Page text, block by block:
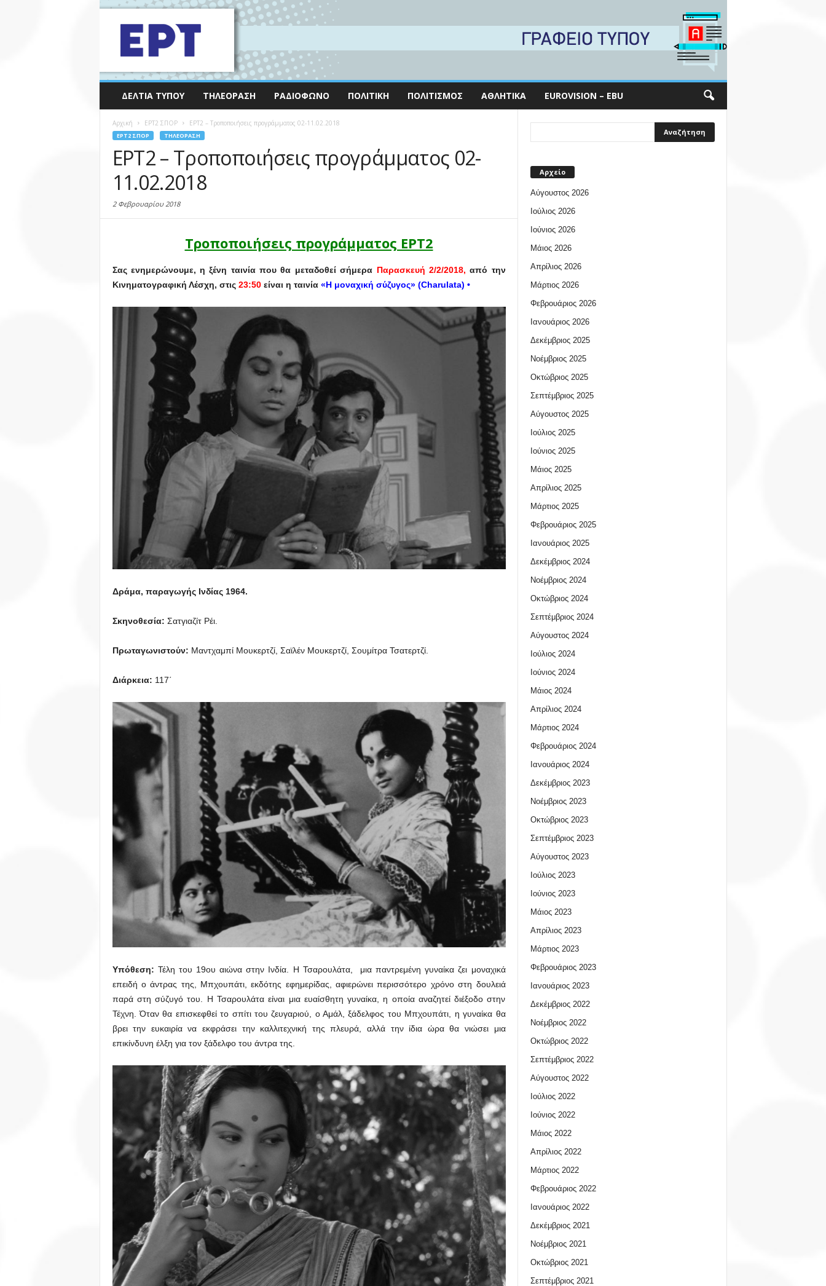
ΔΕΛΤΊΑ ΤΎΠΟΥ ΤΗΛΕΌΡΑΣΗ ΡΑΔΙΌΦΩΝΟ ΠΟΛΙΤΙΚΉ ΠΟΛΙΤΙΣΜΌΣ ΑΘΛΗΤΙΚΆ EUROVISION – EBU
Αρχική EΡΤ2 ΣΠΟΡ ΕΡΤ2 – Τροποποιήσεις προγράμματος 02-11.02.2018
EΡΤ2 ΣΠΟΡ ΤΗΛΕΌΡΑΣΗ
ΕΡΤ2 – Τροποποιήσεις προγράμματος 02-
11.02.2018
2 Φεβρουαρίου 2018
Τροποποιήσεις προγράμματος ΕΡΤ2
Σας ενημερώνουμε, η ξένη ταινία που θα μεταδοθεί σήμερα Παρασκευή 2/2/2018,από την
Κινηματογραφική Λέσχη, στις 23:50 είναι η ταινία «Η μοναχική σύζυγος» (Charulata) •
Δράμα, παραγωγής Ινδίας 1964.
Σκηνοθεσία: Σατγιαζίτ Ρέι.
Πρωταγωνιστούν: Μαντχαμπί Μουκερτζί, Σαϊλέν Μουκερτζί, Σουμίτρα Τσατερτζί.
Διάρκεια: 117΄
Υπόθεση: Τέλη του 19ου αιώνα στην Ινδία. Η Τσαρουλάτα, μια παντρεμένη γυναίκα ζει μοναχικά
επειδή ο άντρας της, Μπχουπάτι, εκδότης εφημερίδας, αφιερώνει περισσότερο χρόνο στη δουλειά
παρά στη σύζυγό του. Η Τσαρουλάτα είναι μια ευαίσθητη γυναίκα, η οποία αναζητεί διέξοδο στην
Τέχνη. Όταν θα επισκεφθεί το σπίτι του ζευγαριού, ο Αμάλ, ξάδελφος του Μπχουπάτι, η γυναίκα θα
βρει την ευκαιρία να εκφράσει την καλλιτεχνική της πλευρά, αλλά την ίδια ώρα θα νιώσει μια
επικίνδυνη έλξη για τον ξάδελφο του άντρα της.
Αρχείο
Αύγουστος 2026
Ιούλιος 2026
Ιούνιος 2026
Μάιος 2026
Απρίλιος 2026
Μάρτιος 2026
Φεβρουάριος 2026
Ιανουάριος 2026
Δεκέμβριος 2025
Νοέμβριος 2025
Οκτώβριος 2025
Σεπτέμβριος 2025
Αύγουστος 2025
Ιούλιος 2025
Ιούνιος 2025
Μάιος 2025
Απρίλιος 2025
Μάρτιος 2025
Φεβρουάριος 2025
Ιανουάριος 2025
Δεκέμβριος 2024
Νοέμβριος 2024
Οκτώβριος 2024
Σεπτέμβριος 2024
Αύγουστος 2024
Ιούλιος 2024
Ιούνιος 2024
Μάιος 2024
Απρίλιος 2024
Μάρτιος 2024
Φεβρουάριος 2024
Ιανουάριος 2024
Δεκέμβριος 2023
Νοέμβριος 2023
Οκτώβριος 2023
Σεπτέμβριος 2023
Αύγουστος 2023
Ιούλιος 2023
Ιούνιος 2023
Μάιος 2023
Απρίλιος 2023
Μάρτιος 2023
Φεβρουάριος 2023
Ιανουάριος 2023
Δεκέμβριος 2022
Νοέμβριος 2022
Οκτώβριος 2022
Σεπτέμβριος 2022
Αύγουστος 2022
Ιούλιος 2022
Ιούνιος 2022
Μάιος 2022
Απρίλιος 2022
Μάρτιος 2022
Φεβρουάριος 2022
Ιανουάριος 2022
Δεκέμβριος 2021
Νοέμβριος 2021
Οκτώβριος 2021
Σεπτέμβριος 2021